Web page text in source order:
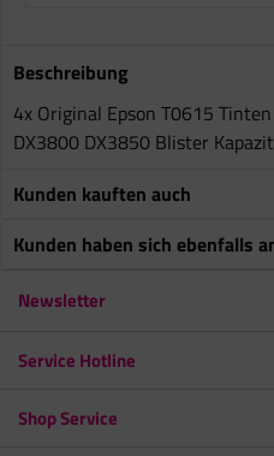
Beschreibung
4x Original Epson T0615
DX3800 DX3850 Blister
Kunden kauften auch
Kunden haben sich ebenfalls
Newsletter
Service Hotline
Shop Service